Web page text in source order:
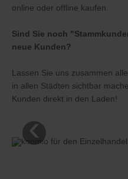
online oder offline kaufen.
Sind Sie noch
neue Kunden?
Lassen Sie uns zusammen
in allen Städten sichtbar
Kunden direkt in den Laden!
‹